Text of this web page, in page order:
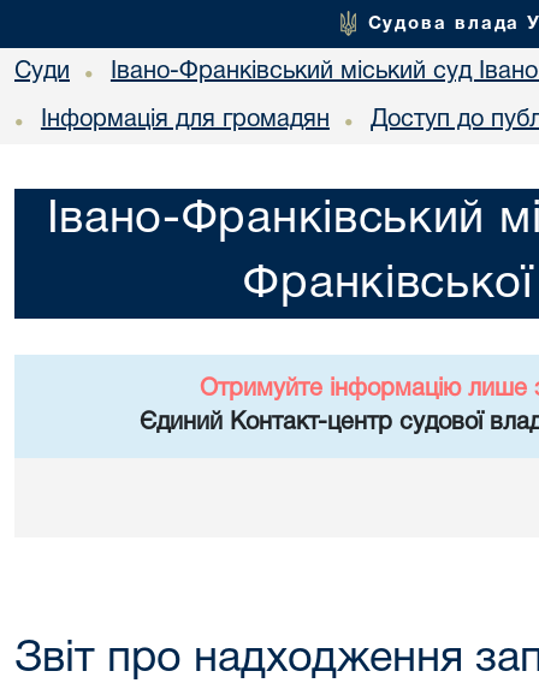
Судова влада
Суди • Івано-Франківський міський суд
• Інформація для громадян • Доступ до
Івано-Франківський
Отримуйте інформацію лише
Єдиний Контакт-центр судової
Звіт про надходження